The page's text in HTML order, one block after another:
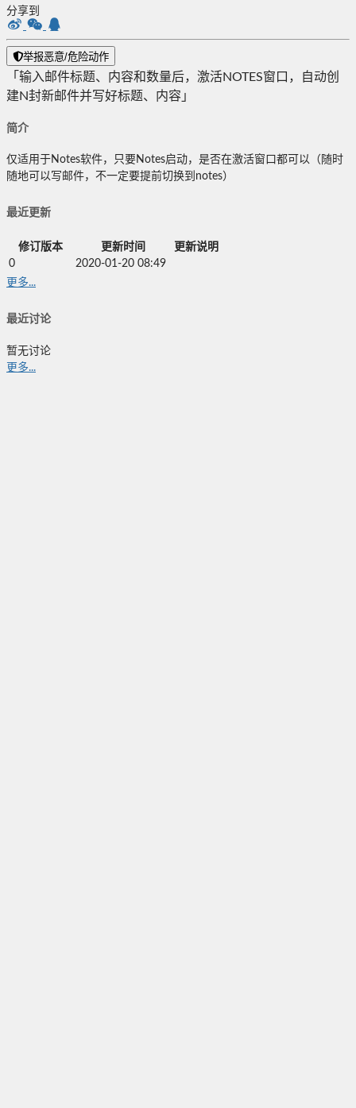
分享到
举报恶意/危险动作
「输入邮件标题、内容和数量后，激活NOTES窗口，自动创
建N封新邮件并写好标题、内容」
简介
仅适用于Notes软件，只要Notes启动，是否在激活窗口都可以（随时
随地可以写邮件，不一定要提前切换到notes）
最近更新
修订版本 更新时间
更新说明
0
2020-01-20 08:49
更多...
最近讨论
暂无讨论
更多...